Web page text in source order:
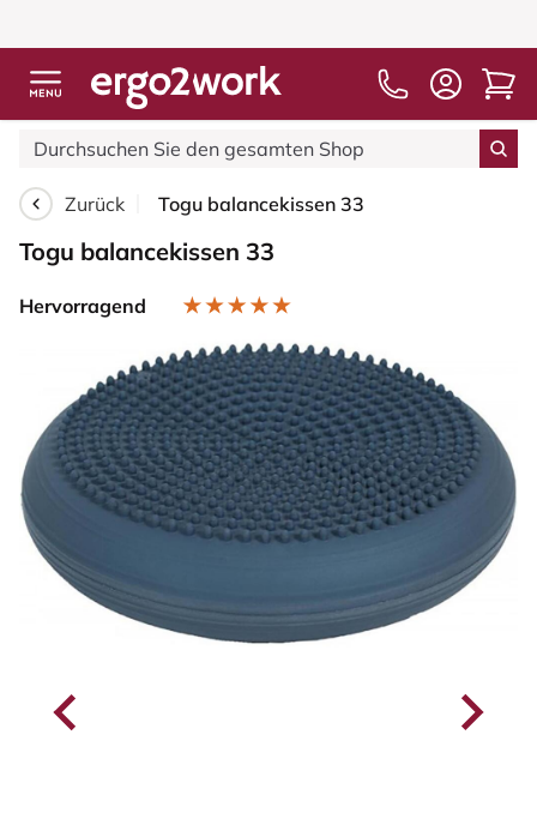
Zurück Togu balancekissen 33
Togu balancekissen 33
Hervorragend